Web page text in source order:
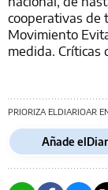
cooperativas de
Movimiento
medida. Críticas
PRIORIZA ELDIARIOAR
Añade